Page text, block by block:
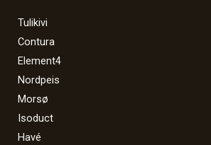
Tulikivi
Contura
Element4
Nordpeis
Morsø
Isoduct
Havé